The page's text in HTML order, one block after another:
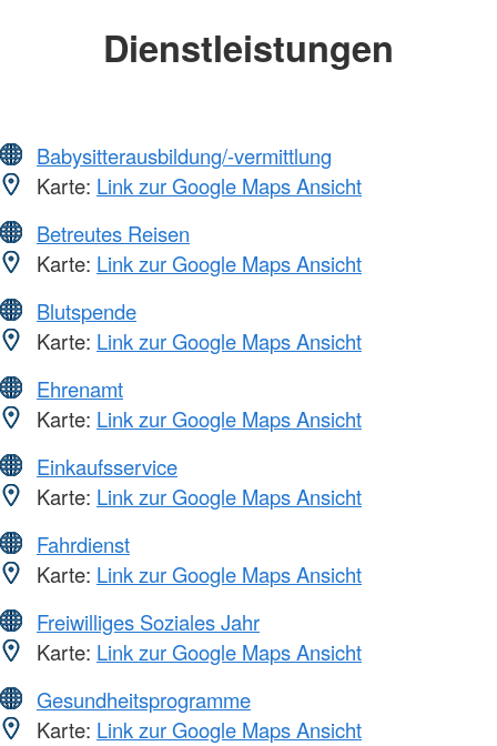
Dienstleistungen
Babysitterausbildung/-vermittlung
Karte: Link zur Google Maps Ansicht
Betreutes Reisen
Karte: Link zur Google Maps Ansicht
Blutspende
Karte: Link zur Google Maps Ansicht
Ehrenamt
Karte: Link zur Google Maps Ansicht
Einkaufsservice
Karte: Link zur Google Maps Ansicht
Fahrdienst
Karte: Link zur Google Maps Ansicht
Freiwilliges Soziales Jahr
Karte: Link zur Google Maps Ansicht
Gesundheitsprogramme
Karte: Link zur Google Maps Ansicht